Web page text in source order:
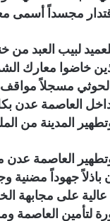
مجسداً أسمى
لبيب العبد
خاضوا معارك
الحوثي مسجلاً
العاصمة عدن
المدينة من
العاصمة
جهوداً مضنية
على مجابهة
لتأمين